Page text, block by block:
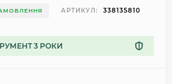
АРТИКУЛ: 338135810
3 РОКИ